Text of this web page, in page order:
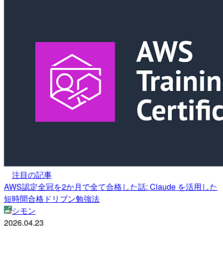
注目の記事
AWS認定全冠を2か月で全て合格した話: Claude を活用した
短時間合格ドリブン勉強法
シモン
2026.04.23